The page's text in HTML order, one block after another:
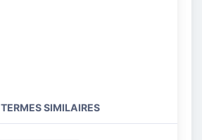
TERMES SIMILAIRES